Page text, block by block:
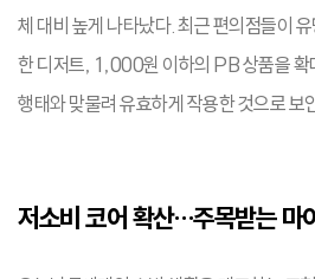
체 대비 높게 나타났다. 최근 편의점들이
한 디저트, 1,000원 이하의 PB 상품을 확
행태와 맞물려 유효하게 작용한 것으로 보
저소비 코어 확산…주목받는 마